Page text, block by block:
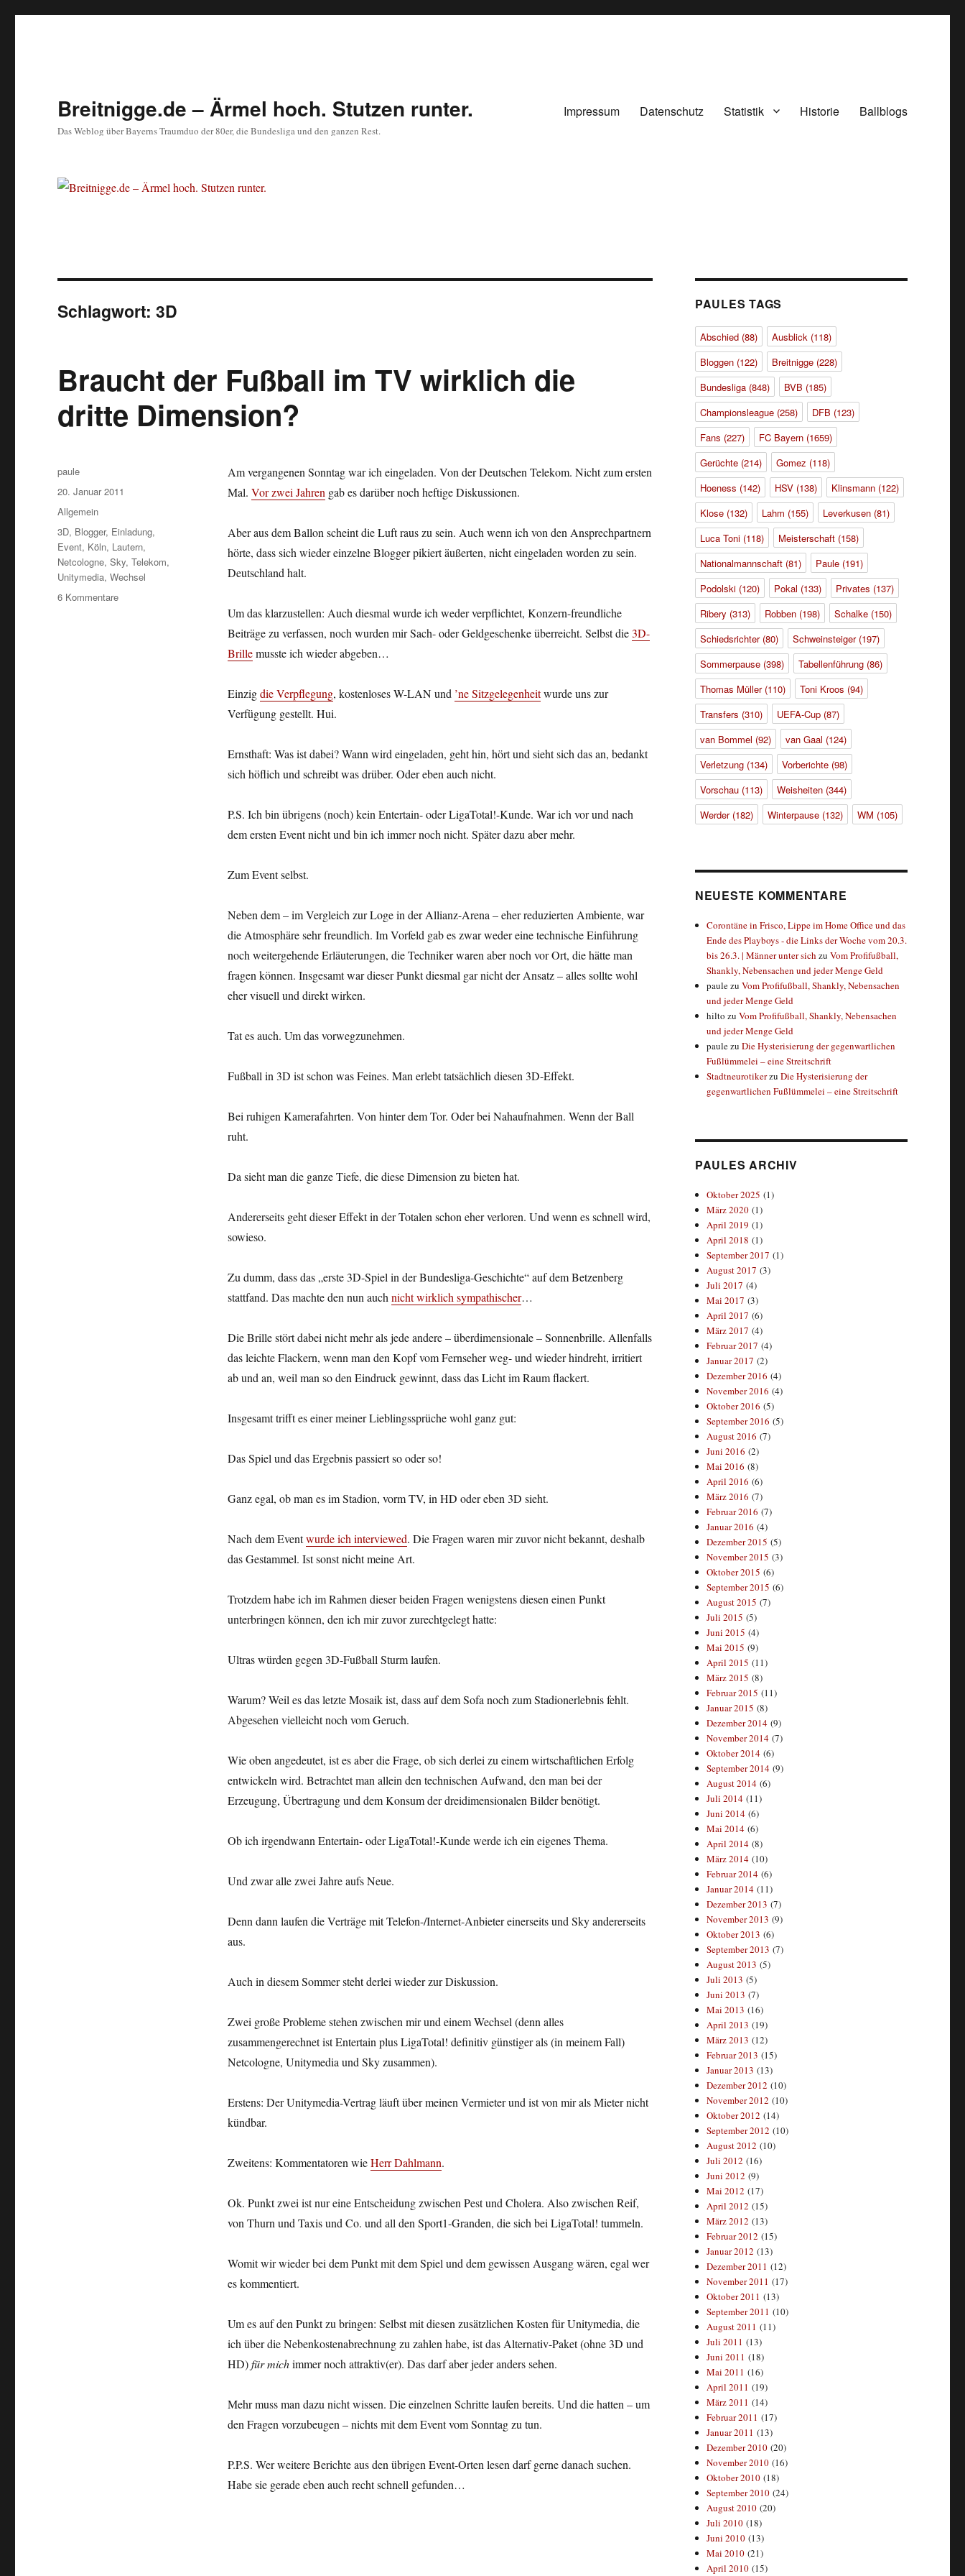
Breitnigge.de – Ärmel hoch. Stutzen runter.
Das Weblog über Bayerns Traumduo der 80er, die Bundesliga und den ganzen Rest.
Impressum Datenschutz Statistik Historie Ballblogs
Schlagwort:3D
Braucht der Fußball im TV wirklich die
dritte Dimension?
Am vergangenen Sonntag war ich eingeladen. Von der Deutschen Telekom. Nicht zum ersten
Mal. Vor zwei Jahrengab es darüber noch heftige Diskussionen.
Aber aus dem Ballon scheint die Luft raus zu sein. Auch wenn ich von den Ansprechpartnern
hörte, dass sich wieder einzelne Blogger pikiert äußerten, nicht eingeladen worden zu sein.
Deutschland halt.
Um das klarzustellen: Auch diesmal wurde ich weder verpflichtet, Konzern-freundliche
Beiträge zu verfassen, noch wurden mir Sach- oder Geldgeschenke überreicht. Selbst die3D-
Brillemusste ich wieder abgeben…
Einzigdie Verpflegung, kostenloses W-LAN und ’ne Sitzgelegenheitwurde uns zur
Verfügung gestellt. Hui.
Ernsthaft: Was ist dabei? Wann wird eingeladen, geht hin, hört und sieht sich das an, bedankt
sich höflich und schreibt was drüber. Oder eben auch nicht.
P.S. Ich bin übrigens (noch) kein Entertain- oder LigaTotal!-Kunde. War ich vor und nach
dem ersten Event nicht und bin ich immer noch nicht. Später dazu aber mehr.
Zum Event selbst.
Neben dem – im Vergleich zur Loge in der Allianz-Arena – eher reduzierten Ambiente, war
die Atmosphäre sehr freundlich. Im Vorfeld gab es zwar weder eine technische Einführung
noch weitergehende Erläuterungen, die Techniker waren aber noch vor Ort, die hätte man
fragen können. Insgesamt war dieser Punkt diesmal gar nicht der Ansatz – alles sollte wohl
eher visuell und direkt wirken.
Tat es auch. Um das vorwegzunehmen.
Fußball in 3D ist schon was Feines. Man erlebt tatsächlich diesen 3D-Effekt.
Bei ruhigen Kamerafahrten. Von hinter dem Tor. Oder bei Nahaufnahmen. Wenn der Ball
ruht.
Da sieht man die ganze Tiefe, die diese Dimension zu bieten hat.
Andererseits geht dieser Effekt in der Totalen schon eher verloren. Und wenn es schnell wird,
sowieso.
Zu dumm, dass das „erste 3D-Spiel in der Bundesliga-Geschichte“ auf dem Betzenberg
stattfand. Das machte den nun auchnicht wirklich sympathischer…
Die Brille stört dabei nicht mehr als jede andere – überdimensionale – Sonnenbrille. Allenfalls
das leichte Flackern, wenn man den Kopf vom Fernseher weg- und wieder hindreht, irritiert
ab und an, weil man so den Eindruck gewinnt, dass das Licht im Raum flackert.
Insgesamt trifft es einer meiner Lieblingssprüche wohl ganz gut:
Das Spiel und das Ergebnis passiert so oder so!
Ganz egal, ob man es im Stadion, vorm TV, in HD oder eben 3D sieht.
Nach dem Eventwurde ich interviewed. Die Fragen waren mir zuvor nicht bekannt, deshalb
das Gestammel. Ist sonst nicht meine Art.
Trotzdem habe ich im Rahmen dieser beiden Fragen wenigstens diesen einen Punkt
unterbringen können, den ich mir zuvor zurechtgelegt hatte:
Ultras würden gegen 3D-Fußball Sturm laufen.
Warum? Weil es das letzte Mosaik ist, dass auf dem Sofa noch zum Stadionerlebnis fehlt.
Abgesehen vielleicht noch vom Geruch.
Wie oben angedeutet, ist es aber die Frage, ob sich derlei zu einem wirtschaftlichen Erfolg
entwickeln wird. Betrachtet man allein den technischen Aufwand, den man bei der
Erzeugung, Übertragung und dem Konsum der dreidimensionalen Bilder benötigt.
Ob ich irgendwann Entertain- oder LigaTotal!-Kunde werde ich ein eigenes Thema.
Und zwar alle zwei Jahre aufs Neue.
Denn dann laufen die Verträge mit Telefon-/Internet-Anbieter einerseits und Sky andererseits
aus.
Auch in diesem Sommer steht derlei wieder zur Diskussion.
Zwei große Probleme stehen zwischen mir und einem Wechsel (denn alles
zusammengerechnet ist Entertain plus LigaTotal! definitiv günstiger als (in meinem Fall)
Netcologne, Unitymedia und Sky zusammen).
Erstens: Der Unitymedia-Vertrag läuft über meinen Vermieter und ist von mir als Mieter nicht
kündbar.
Zweitens: Kommentatoren wieHerr Dahlmann.
Ok. Punkt zwei ist nur eine Entscheidung zwischen Pest und Cholera. Also zwischen Reif,
von Thurn und Taxis und Co. und all den Sport1-Granden, die sich bei LigaTotal! tummeln.
Womit wir wieder bei dem Punkt mit dem Spiel und dem gewissen Ausgang wären, egal wer
es kommentiert.
Um es auf den Punkt zu bringen: Selbst mit diesen zusätzlichen Kosten für Unitymedia, die
ich über die Nebenkostenabrechnung zu zahlen habe, ist das Alternativ-Paket (ohne 3D und
HD)für michimmer noch attraktiv(er). Das darf aber jeder anders sehen.
Mehr muss man dazu nicht wissen. Die einzelnen Schritte laufen bereits. Und die hatten – um
den Fragen vorzubeugen – nichts mit dem Event vom Sonntag zu tun.
P.P.S. Wer weitere Berichte aus den übrigen Event-Orten lesen darf gerne danach suchen.
Habe sie gerade eben auch recht schnell gefunden…
Autor
paule
Veröffentlicht
am
20. Januar 2011
Kategorien
Allgemein
Schlagwörter
3D, Blogger, Einladung,
Event, Köln, Lautern,
Netcologne,Sky,Telekom,
Unitymedia,Wechsel
6 Kommentarezu
PAULES TAGS
Abschied(88) Ausblick(118)
Bloggen(122) Breitnigge(228)
Bundesliga(848) BVB (185)
Championsleague(258) DFB (123)
Fans (227) FC Bayern(1659)
Gerüchte(214) Gomez (118)
Hoeness (142) HSV(138) Klinsmann(122)
Klose(132) Lahm (155) Leverkusen(81)
Luca Toni(118) Meisterschaft(158)
Nationalmannschaft(81) Paule(191)
Podolski(120) Pokal (133) Privates (137)
Ribery (313) Robben(198) Schalke(150)
Schiedsrichter(80) Schweinsteiger(197)
Sommerpause(398) Tabellenführung(86)
Thomas Müller(110) Toni Kroos (94)
Transfers (310) UEFA-Cup(87)
van Bommel (92) van Gaal (124)
Verletzung(134) Vorberichte(98)
Vorschau(113) Weisheiten(344)
Werder(182) Winterpause(132) WM (105)
NEUESTE KOMMENTARE
Corontäne in Frisco, Lippe im Home Office und das
Ende des Playboys - die Links der Woche vom 20.3.
bis 26.3. | Männer unter sich zuVom Profifußball,
Shankly, Nebensachen und jeder Menge Geld
paulezuVom Profifußball, Shankly, Nebensachen
und jeder Menge Geld
hilto zuVom Profifußball, Shankly, Nebensachen
und jeder Menge Geld
paulezuDie Hysterisierung der gegenwartlichen
Fußlümmelei – eine Streitschrift
StadtneurotikerzuDie Hysterisierung der
gegenwartlichen Fußlümmelei – eine Streitschrift
PAULES ARCHIV
Oktober 2025 (1)
März 2020 (1)
April 2019 (1)
April 2018 (1)
September 2017 (1)
August 2017 (3)
Juli 2017 (4)
Mai 2017 (3)
April 2017 (6)
März 2017 (4)
Februar 2017 (4)
Januar 2017 (2)
Dezember 2016 (4)
November 2016 (4)
Oktober 2016 (5)
September 2016 (5)
August 2016 (7)
Juni 2016 (2)
Mai 2016 (8)
April 2016 (6)
März 2016 (7)
Februar 2016 (7)
Januar 2016 (4)
Dezember 2015 (5)
November 2015 (3)
Oktober 2015 (6)
September 2015 (6)
August 2015 (7)
Juli 2015 (5)
Juni 2015 (4)
Mai 2015 (9)
April 2015 (11)
März 2015 (8)
Februar 2015 (11)
Januar 2015 (8)
Dezember 2014 (9)
November 2014 (7)
Oktober 2014 (6)
September 2014 (9)
August 2014 (6)
Juli 2014 (11)
Juni 2014 (6)
Mai 2014 (6)
April 2014 (8)
März 2014 (10)
Februar 2014 (6)
Januar 2014 (11)
Dezember 2013 (7)
November 2013 (9)
Oktober 2013 (6)
September 2013 (7)
August 2013 (5)
Juli 2013 (5)
Juni 2013 (7)
Mai 2013 (16)
April 2013 (19)
März 2013 (12)
Februar 2013 (15)
Januar 2013 (13)
Dezember 2012 (10)
November 2012 (10)
Oktober 2012 (14)
September 2012 (10)
August 2012 (10)
Juli 2012 (16)
Juni 2012 (9)
Mai 2012 (17)
April 2012 (15)
März 2012 (13)
Februar 2012 (15)
Januar 2012 (13)
Dezember 2011 (12)
November 2011 (17)
Oktober 2011 (13)
September 2011 (10)
August 2011 (11)
Juli 2011 (13)
Juni 2011 (18)
Mai 2011 (16)
April 2011 (19)
März 2011 (14)
Februar 2011 (17)
Januar 2011 (13)
Dezember 2010 (20)
November 2010 (16)
Oktober 2010 (18)
September 2010 (24)
August 2010 (20)
Juli 2010 (18)
Juni 2010 (13)
Mai 2010 (21)
April 2010 (15)